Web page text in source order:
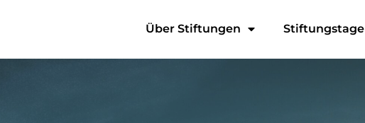
Über Stiftungen Stiftungstage